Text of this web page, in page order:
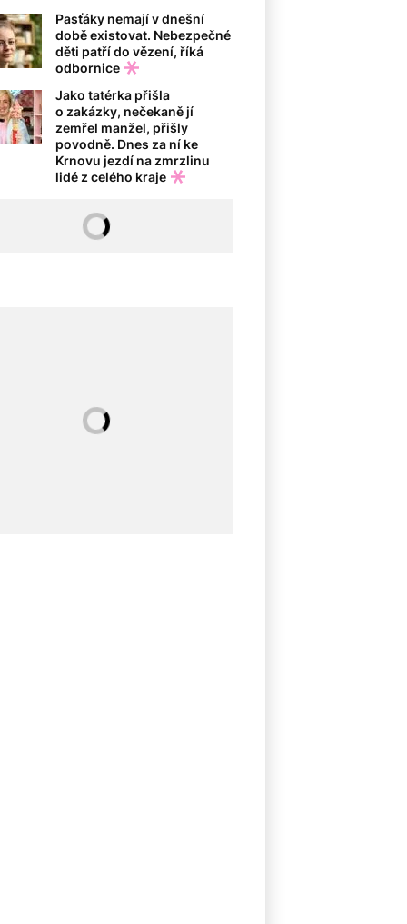
Pasťáky nemají v dnešní
době existovat. Nebezpečné
děti patří do vězení, říká
odbornice
Jako tatérka přišla
o zakázky, nečekaně jí
zemřel manžel, přišly
povodně. Dnes za ní ke
Krnovu jezdí na zmrzlinu
lidé z celého kraje